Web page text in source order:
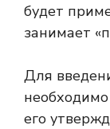
будет
занимает
Для
его